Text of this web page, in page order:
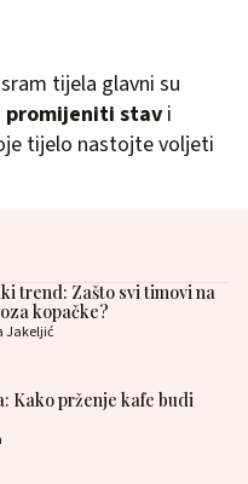
tijela glavni su
promijeniti stav i
tijelo nastojte voljeti
trend: Zašto svi timovi na
kopačke?
Jakeljić
Kako prženje kafe budi